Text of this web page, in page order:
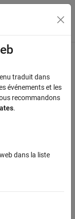
du menu
traduit dans
événements et les
recommandons
.
dans la liste